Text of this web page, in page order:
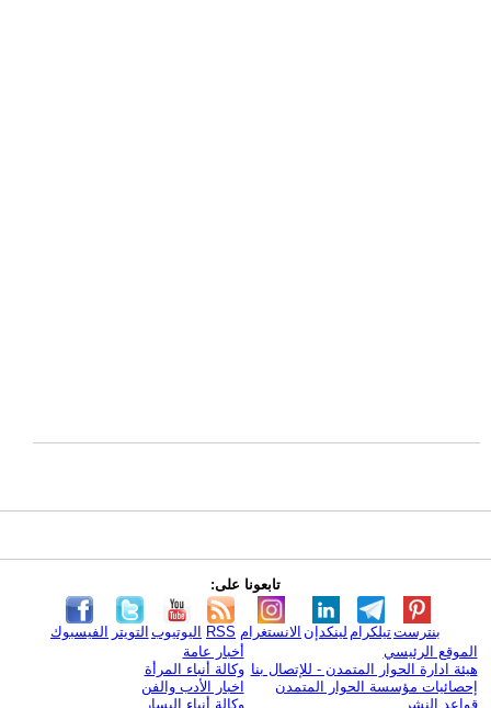
تابعونا على:
الفيسبوك التويتر اليوتيوب RSS الانستغرام لينكدإن تيلكرامبنترست
الموقع الرئيسي
هيئة ادارة الحوار المتمدن - للإتصال بنا
إحصائيات مؤسسة الحوار المتمدن
قواعد النشر
أخبار عامة
وكالة أنباء المرأة
اخبار الأدب والفن
وكالة أنباء اليسار